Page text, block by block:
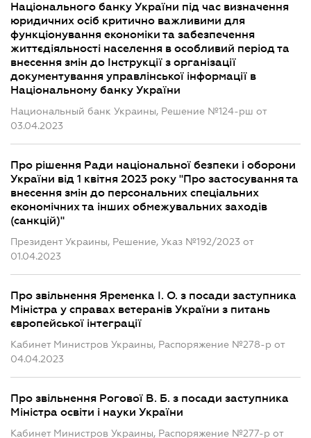
Національного банку України під час визначення
юридичних осіб критично важливими для
функціонування економіки та забезпечення
життєдіяльності населення в особливий період та
внесення змін до Інструкції з організації
документування управлінської інформації в
Національному банку України
Национальный банк Украины, Решение №124-рш от
03.04.2023
Про рішення Ради національної безпеки і оборони
України від 1 квітня 2023 року "Про застосування та
внесення змін до персональних спеціальних
економічних та інших обмежувальних заходів
(санкцій)"
Президент Украины, Решение, Указ №192/2023 от
01.04.2023
Про звільнення Яременка І. О. з посади заступника
Міністра у справах ветеранів України з питань
європейської інтеграції
Кабинет Министров Украины, Распоряжение №278-р от
04.04.2023
Про звільнення Рогової В. Б. з посади заступника
Міністра освіти і науки України
Кабинет Министров Украины, Распоряжение №277-р от